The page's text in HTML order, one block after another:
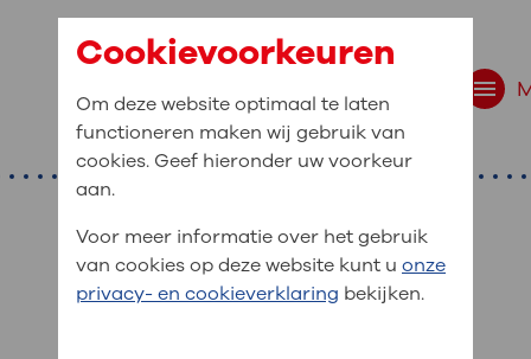
website navigatie
bent u naar op
Cookievoorkeuren
Om deze website optimaal te laten
functioneren maken wij gebruik van
cookies. Geef hieronder uw voorkeur
aan.
Voor meer informatie over het gebruik
van cookies op deze website kunt u onze
privacy- en cookieverklaring bekijken.